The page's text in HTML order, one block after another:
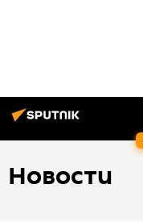
Новости